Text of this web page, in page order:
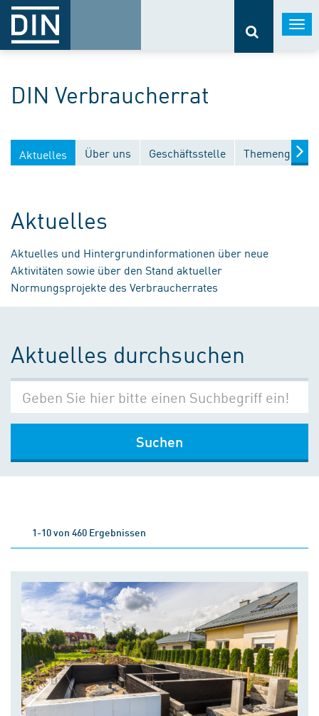
DIN Verbraucherrat
Aktuelles Über uns Geschäftsstelle
Aktuelles
Aktuelles und Hintergrundinformationen über neue
Aktivitäten sowie über den Stand aktueller
Normungsprojekte des Verbraucherrates
Aktuelles durchsuchen
Suchen
1-10 von 460 Ergebnissen